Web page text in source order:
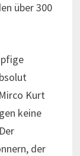
über 300
Kurt
keine
der